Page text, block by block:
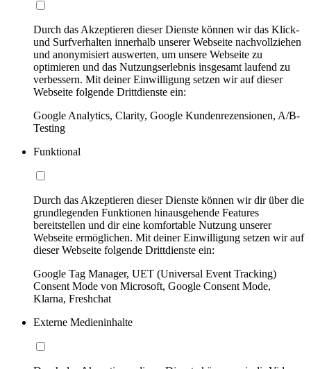
Durch das Akzeptieren dieser Dienste können wir das Klick-
und Surfverhalten innerhalb unserer Webseite nachvollziehen
und anonymisiert auswerten, um unsere Webseite zu
optimieren und das Nutzungserlebnis insgesamt laufend zu
verbessern. Mit deiner Einwilligung setzen wir auf dieser
Webseite folgende Drittdienste ein:
Google Analytics, Clarity, Google Kundenrezensionen, A/B-
Testing
Funktional
Durch das Akzeptieren dieser Dienste können wir dir über die
grundlegenden Funktionen hinausgehende Features
bereitstellen und dir eine komfortable Nutzung unserer
Webseite ermöglichen. Mit deiner Einwilligung setzen wir auf
dieser Webseite folgende Drittdienste ein:
Google Tag Manager, UET (Universal Event Tracking)
Consent Mode von Microsoft, Google Consent Mode,
Klarna, Freshchat
Externe Medieninhalte